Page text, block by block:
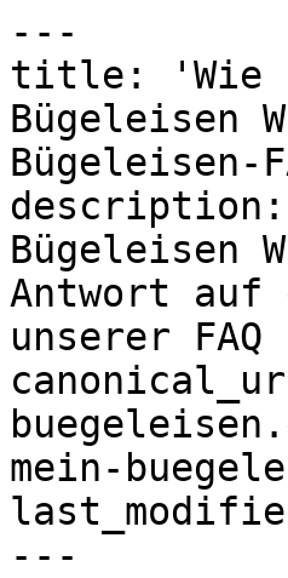
---
title: 'Wie
Bügeleisen
Bügeleisen-
Bügeleisen
Antwort auf
unserer
mein-
---